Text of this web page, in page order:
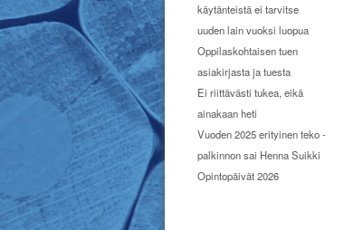
käytänteistä ei tarvitse
uuden lain vuoksi luopua
Oppilaskohtaisen tuen
asiakirjasta ja tuesta
Ei riittävästi tukea, eikä
ainakaan heti
Vuoden 2025 erityinen teko -
palkinnon sai Henna Suikki
Opintopäivät 2026